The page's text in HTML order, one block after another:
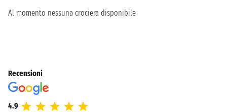
Al momento nessuna crociera disponibile
Recensioni
4.9